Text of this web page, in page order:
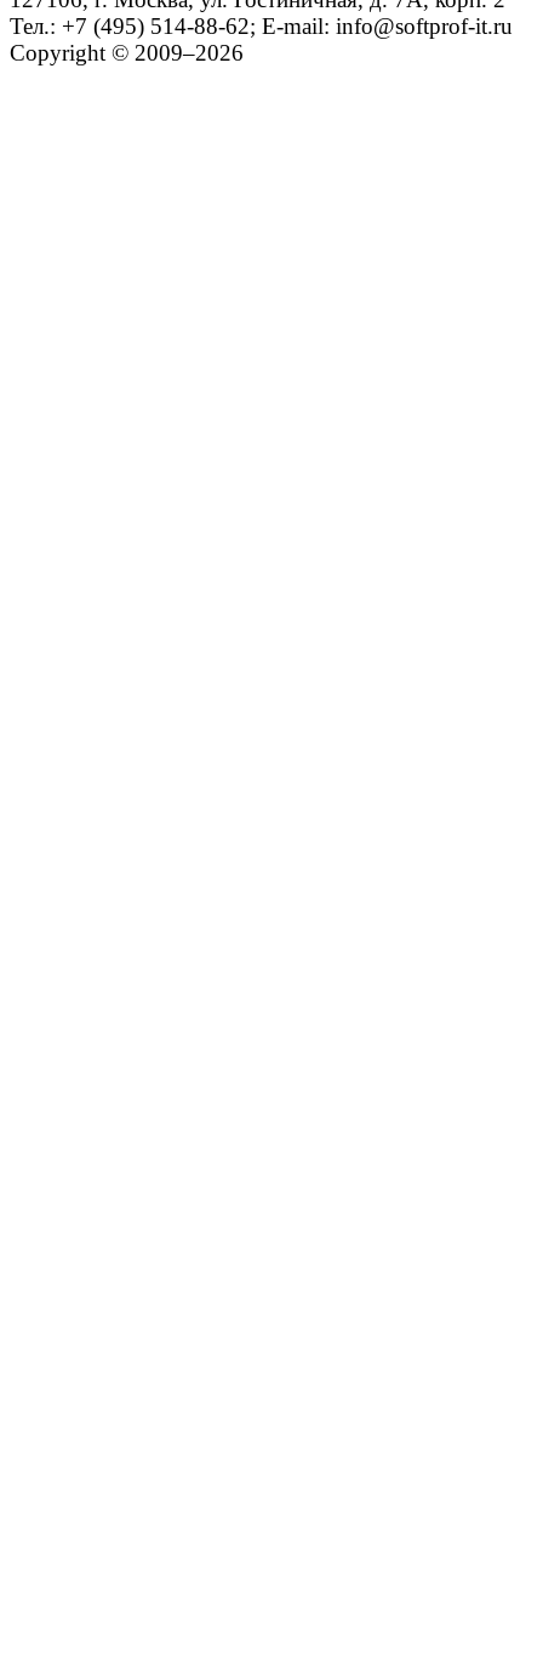
Тел.: +7 (495) 514-88-62; E-mail: info@softprof-it.ru
Copyright © 2009–2026